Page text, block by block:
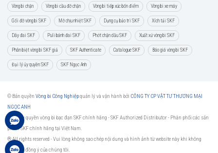
Vòng bi chặn Vòng bi cầu đỡ chặn Vòng bi tiếp xúc bốn điểm Vòng bi xe máy
Gối đỡ vòng bi SKF Mỡ chịu nhiệt SKF Dụng cụ bảo trì SKF Xích tải SKF
Dây đai SKF Puli bánh đai SKF Phớt chặn dầu SKF Xuất xứ vòng bi SKF
Phân biệt vòng bi SKF giả SKF Authenticate Catalogue SKF Báo giá vòng bi SKF
Đại lý ủy quyền SKF SKF Ngọc Anh
© Bản quyền Vòng bi Công Nghiệpquản lý và vận hành bởi CÔNG TY CP VẬT TƯ THƯƠNG MẠI
NGỌC ANH
Đại lý ủy quyền vòng bi bạc đạn SKF chính hãng -SKF Authorized Distributor- Phân phối các sản
phẩm SKF chính hãng tại Việt Nam.
® All rights reserved - Vui lòng không sao chép nội dung và hình ảnh từ website này khi không
được sự đồng ý của chúng tôi.